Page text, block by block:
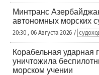
Минтранс
автономных морских
20:30 , 06 Августа 2026 /
Корабельная ударная
уничтожила
морском учении